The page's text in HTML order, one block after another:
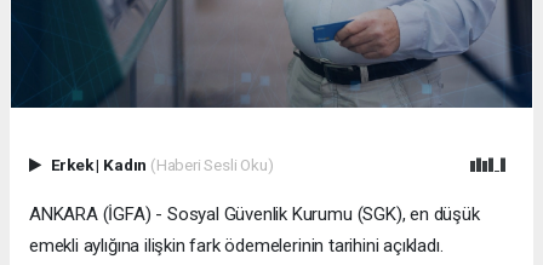
Erkek| Kadın (Haberi Sesli Oku)
ANKARA (İGFA) - Sosyal Güvenlik Kurumu (SGK), en düşük
emekli aylığına ilişkin fark ödemelerinin tarihini açıkladı.